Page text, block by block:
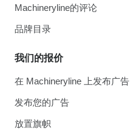
Machineryline的评论
品牌目录
我们的报价
在 Machineryline 上发布广告
发布您的广告
放置旗帜